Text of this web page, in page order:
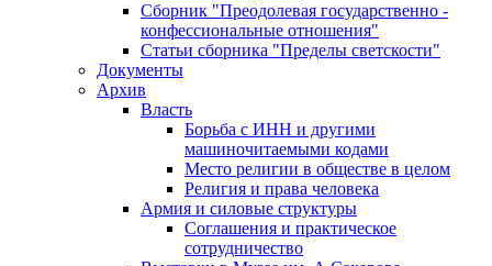
Сборник "Преодолевая государственно -
конфессиональные отношения"
Статьи сборника "Пределы светскости"
Документы
Архив
Власть
Борьба с ИНН и другими
машиночитаемыми кодами
Место религии в обществе в целом
Религия и права человека
Армия и силовые структуры
Соглашения и практическое
сотрудничество